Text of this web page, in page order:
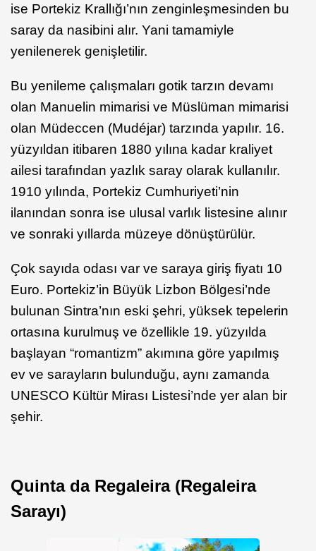
ise Portekiz Krallığı’nın zenginleşmesinden bu
saray da nasibini alır. Yani tamamiyle
yenilenerek genişletilir.
Bu yenileme çalışmaları gotik tarzın devamı
olan Manuelin mimarisi ve Müslüman mimarisi
olan Müdeccen (Mudéjar) tarzında yapılır. 16.
yüzyıldan itibaren 1880 yılına kadar kraliyet
ailesi tarafından yazlık saray olarak kullanılır.
1910 yılında, Portekiz Cumhuriyeti’nin
ilanından sonra ise ulusal varlık listesine alınır
ve sonraki yıllarda müzeye dönüştürülür.
Çok sayıda odası var ve saraya giriş fiyatı 10
Euro. Portekiz’in Büyük Lizbon Bölgesi’nde
bulunan Sintra’nın eski şehri, yüksek tepelerin
ortasına kurulmuş ve özellikle 19. yüzyılda
başlayan “romantizm” akımına göre yapılmış
ev ve sarayların bulunduğu, aynı zamanda
UNESCO Kültür Mirası Listesi’nde yer alan bir
şehir.
Quinta da Regaleira (Regaleira
Sarayı)